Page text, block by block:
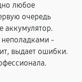
любое
очередь
аккумулятор.
-
выдает ошибки.